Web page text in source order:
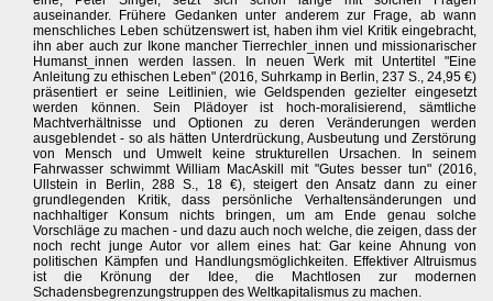
auseinander. Frühere Gedanken unter anderem zur Frage, ab wann
menschliches Leben schützenswert ist, haben ihm viel Kritik eingebracht,
ihn aber auch zur Ikone mancher Tierrechler_innen und missionarischer
Humanst_innen werden lassen. In neuen Werk mit Untertitel "Eine
Anleitung zu ethischen Leben" (2016, Suhrkamp in Berlin, 237 S., 24,95 €)
präsentiert er seine Leitlinien, wie Geldspenden gezielter eingesetzt
werden können. Sein Plädoyer ist hoch-moralisierend, sämtliche
Machtverhältnisse und Optionen zu deren Veränderungen werden
ausgeblendet - so als hätten Unterdrückung, Ausbeutung und Zerstörung
von Mensch und Umwelt keine strukturellen Ursachen. In seinem
Fahrwasser schwimmt William MacAskill mit "Gutes besser tun" (2016,
Ullstein in Berlin, 288 S., 18 €), steigert den Ansatz dann zu einer
grundlegenden Kritik, dass persönliche Verhaltensänderungen und
nachhaltiger Konsum nichts bringen, um am Ende genau solche
Vorschläge zu machen - und dazu auch noch welche, die zeigen, dass der
noch recht junge Autor vor allem eines hat: Gar keine Ahnung von
politischen Kämpfen und Handlungsmöglichkeiten. Effektiver Altruismus
ist die Krönung der Idee, die Machtlosen zur modernen
Schadensbegrenzungstruppen des Weltkapitalismus zu machen.